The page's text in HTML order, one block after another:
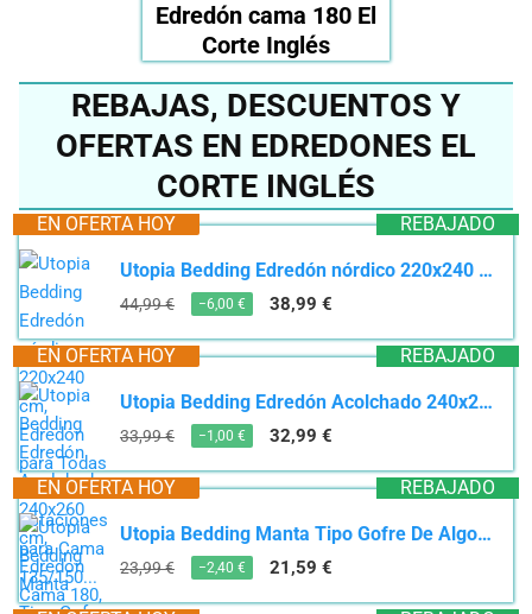
Edredón cama 180 El
Corte Inglés
REBAJAS, DESCUENTOS Y
OFERTAS EN EDREDONES EL
CORTE INGLÉS
REBAJADO
EN OFERTA HOY
Utopia Bedding Edredón nórdico 220x240 cm, Edredón para Todas Las Estaciones para Cama 135/150...
44,99 € −6,00 € 38,99 €
REBAJADO
EN OFERTA HOY
Utopia Bedding Edredón Acolchado 240x260 cm, Edredon Cama 180, Relleno Nórdico 200 gr/m² en 100%...
33,99 € −1,00 € 32,99 €
REBAJADO
EN OFERTA HOY
Utopia Bedding Manta Tipo Gofre De Algodón De 300 gsm (Gris Carbón - 228x182 cm), Edredón Suave,...
23,99 € −2,40 € 21,59 €